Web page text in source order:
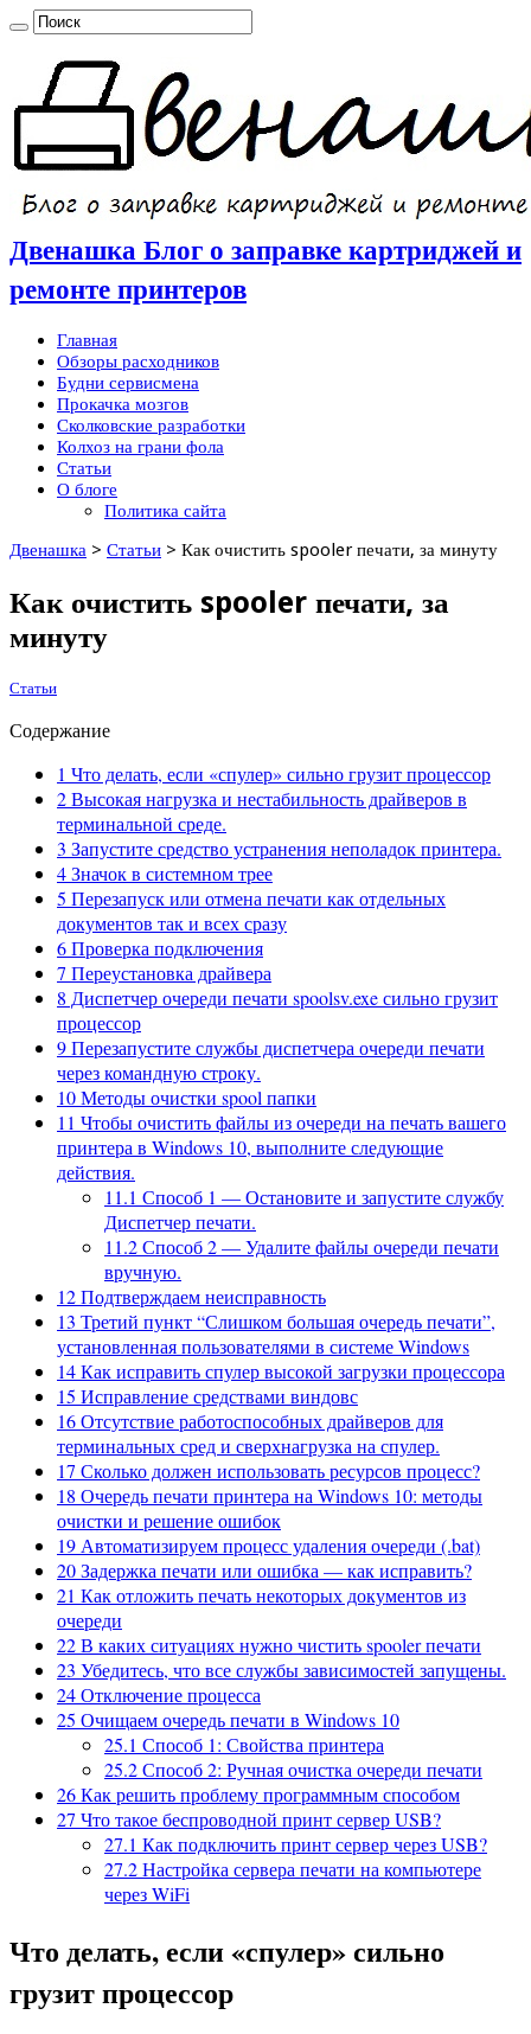
Двенашка Блог о заправке картриджей и
ремонте принтеров
Главная
Обзоры расходников
Будни сервисмена
Прокачка мозгов
Сколковские разработки
Колхоз на грани фола
Статьи
О блоге
Политика сайта
Двенашка > Статьи > Как очистить spooler печати, за минуту
Как очистить spooler печати, за
минуту
Статьи
Содержание
1 Что делать, если «спулер» сильно грузит процессор
2Высокая нагрузка и нестабильность драйверов в
терминальной среде.
3 Запустите средство устранения неполадок принтера.
4Значок в системном трее
5 Перезапуск или отмена печати как отдельных
документов так и всех сразу
6Проверка подключения
7 Переустановка драйвера
8 Диспетчер очереди печати spoolsv.exe сильно грузит
процессор
9Перезапустите службы диспетчера очереди печати
через командную строку.
10Методы очистки spool папки
11 Чтобы очистить файлы из очереди на печать вашего
принтера в Windows 10, выполните следующие
действия.
11.1 Способ 1 — Остановите и запустите службу
Диспетчер печати.
11.2Способ 2 — Удалите файлы очереди печати
вручную.
12Подтверждаем неисправность
13 Третий пункт “Слишком большая очередь печати”,
установленная пользователями в системе Windows
14Как исправить спулер высокой загрузки процессора
15 Исправление средствами виндовс
16Отсутствие работоспособных драйверов для
терминальных сред и сверхнагрузка на спулер.
17 Сколько должен использовать ресурсов процесс?
18 Очередь печати принтера на Windows 10: методы
очистки и решение ошибок
19 Автоматизируем процесс удаления очереди (.bat)
20Задержка печати или ошибка — как исправить?
21 Как отложить печать некоторых документов из
очереди
22В каких ситуациях нужно чистить spooler печати
23 Убедитесь, что все службы зависимостей запущены.
24Отключение процесса
25 Очищаем очередь печати в Windows 10
25.1 Способ 1: Свойства принтера
25.2Способ 2: Ручная очистка очереди печати
26Как решить проблему программным способом
27 Что такое беспроводной принт сервер USB?
27.1 Как подключить принт сервер через USB?
27.2Настройка сервера печати на компьютере
через WiFi
Что делать, если «спулер» сильно
грузит процессор